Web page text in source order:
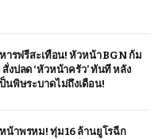
ารฟรีสะเทือน! หัวหน้า BGN ก้ม
ปลด ‘หัวหน้าครัว’ ทันที หลัง
นพิษระบาดไม่ถึงเดือน!
าพรหม! ทุ่ม 16 ล้านยูโรฉีก